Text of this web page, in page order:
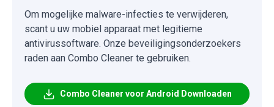
Om mogelijke malware-infecties te verwijderen,
scant u uw mobiel apparaat met legitieme
antivirussoftware. Onze beveiligingsonderzoekers
raden aan Combo Cleaner te gebruiken.
Combo Cleaner voor Android Downloaden